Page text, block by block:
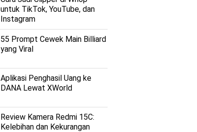
untuk TikTok, YouTube, dan
Instagram
55 Prompt Cewek Main Billiard
yang Viral
Aplikasi Penghasil Uang ke
DANA Lewat XWorld
Review Kamera Redmi 15C:
Kelebihan dan Kekurangan